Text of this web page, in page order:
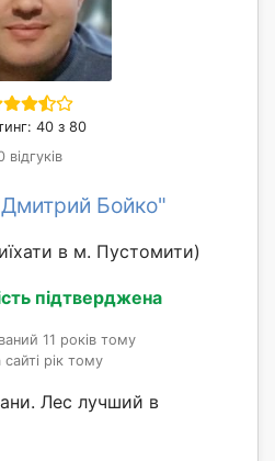
40 з 80
відгуків
Бойко"
в м. Пустомити)
підтверджена
11 років тому
сайті рік тому
Лес лучший в